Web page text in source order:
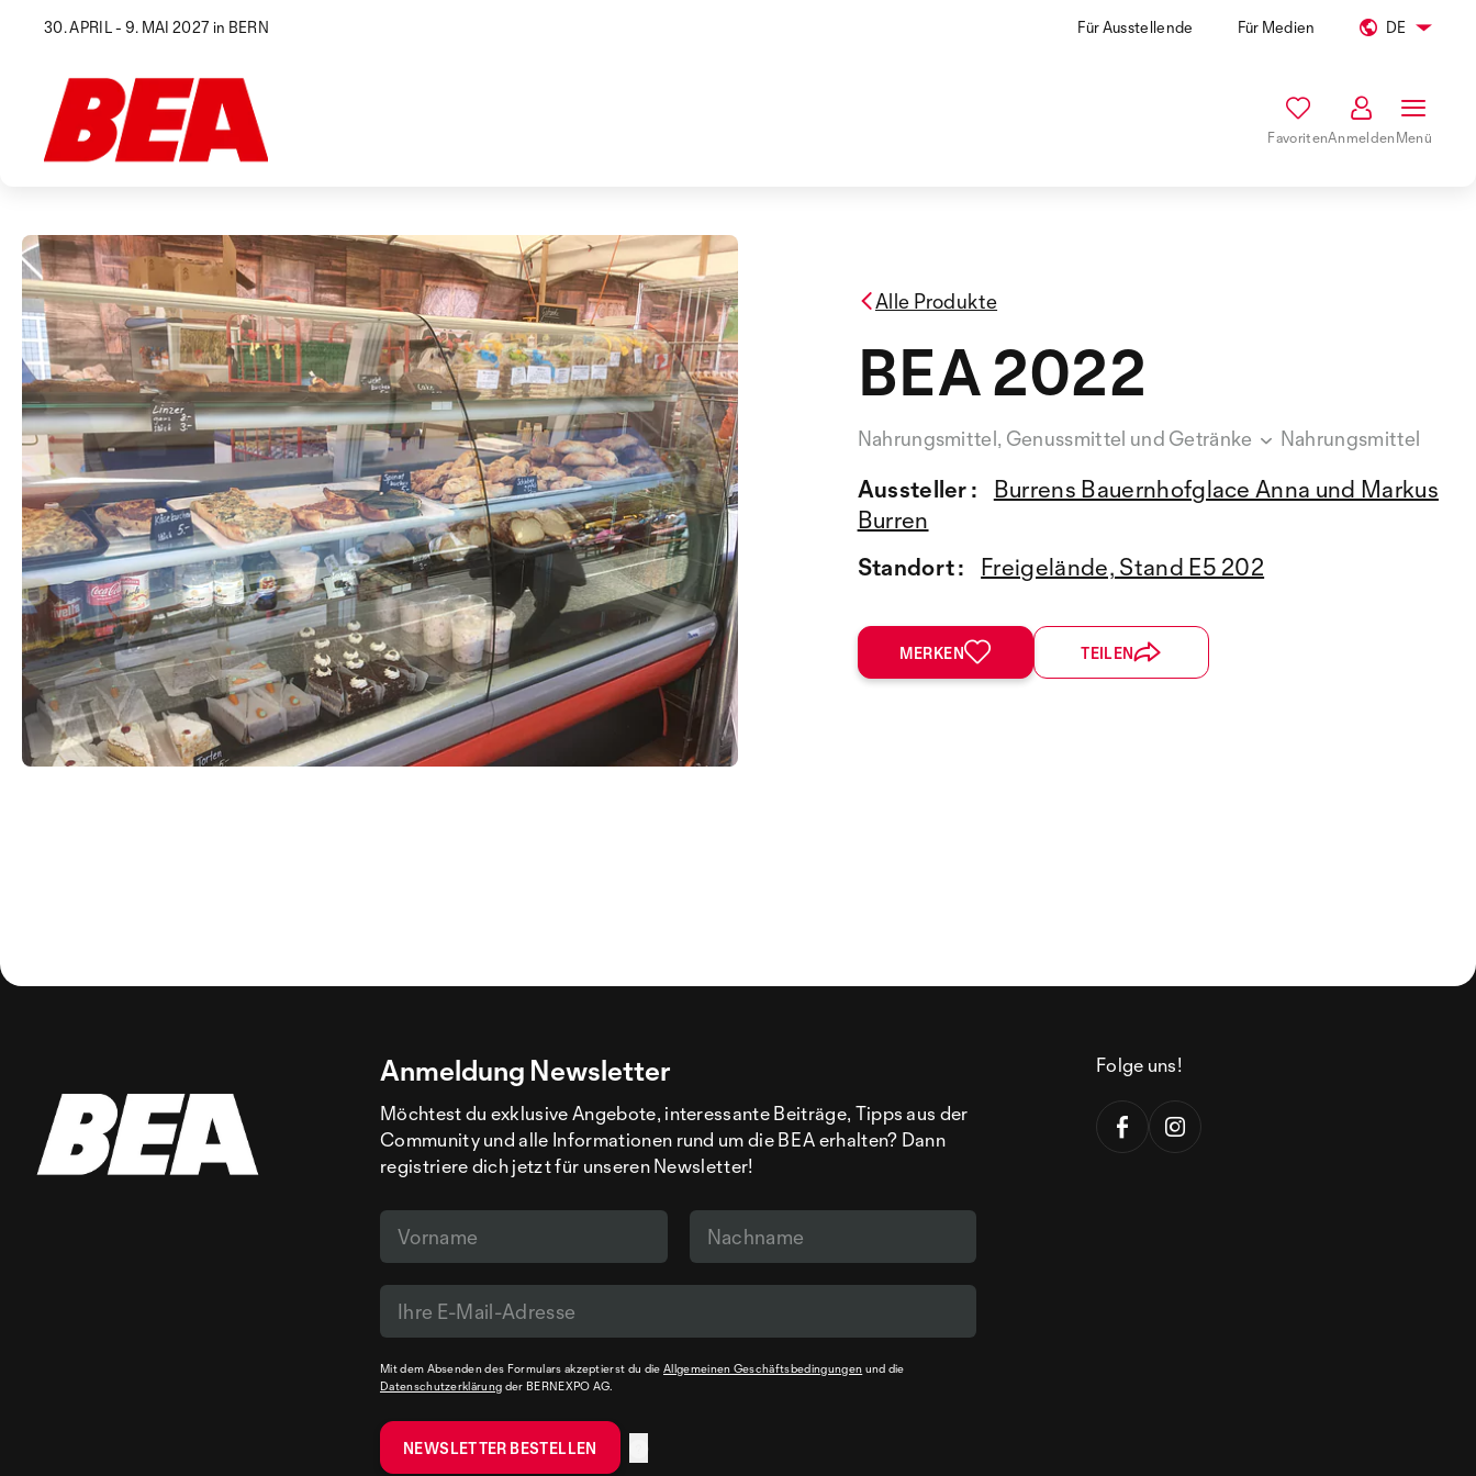
30. APRIL - 9. MAI 2027 in BERN Für Ausstellende Für Medien DE
FavoritenAnmeldenMenü
Alle Produkte
BEA 2022
Nahrungsmittel, Genussmittel und Getränke Nahrungsmittel
Aussteller :
Burrens Bauernhofglace Anna und Markus
Burren
Standort :
Freigelände, Stand E5 202
MERKEN TEILEN
Anmeldung Newsletter
Möchtest du exklusive Angebote, interessante Beiträge, Tipps aus der
Community und alle Informationen rund um die BEA erhalten? Dann
registriere dich jetzt für unseren Newsletter!
Mit dem Absenden des Formulars akzeptierst du die Allgemeinen Geschäftsbedingungen und die
Datenschutzerklärung der BERNEXPO AG.
Folge uns!